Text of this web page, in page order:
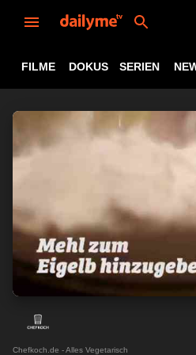
FILME DOKUS SERIEN
Chefkoch.de - Alles Vegetarisch